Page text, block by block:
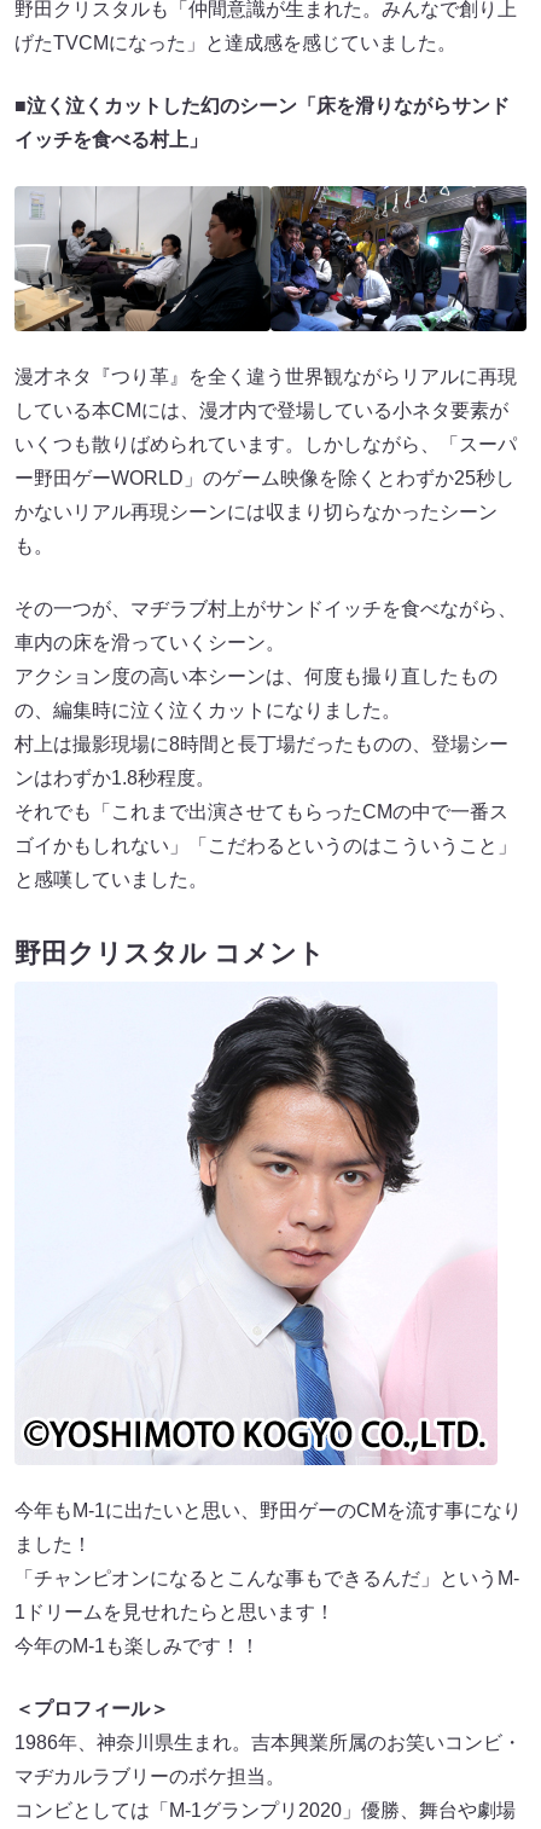
野⽥クリスタルも「仲間意識が生まれた。みんなで創り上
げたTVCMになった」と達成感を感じていました。
■泣く泣くカットした幻のシーン「床を滑りながらサンド
イッチを食べる村上」
漫才ネタ『つり⾰』を全く違う世界観ながらリアルに再現
している本CMには、漫才内で登場している小ネタ要素が
いくつも散りばめられています。しかしながら、「スーパ
ー野⽥ゲーWORLD」のゲーム映像を除くとわずか25秒し
かないリアル再現シーンには収まり切らなかったシーン
も。
その一つが、マヂラブ村上がサンドイッチを食べながら、
車内の床を滑っていくシーン。
アクション度の高い本シーンは、何度も撮り直したもの
の、編集時に泣く泣くカットになりました。
村上は撮影現場に8時間と長丁場だったものの、登場シー
ンはわずか1.8秒程度。
それでも「これまで出演させてもらったCMの中で一番ス
ゴイかもしれない」「こだわるというのはこういうこと」
と感嘆していました。
野田クリスタル コメント
今年もM-1に出たいと思い、野⽥ゲーのCMを流す事になり
ました！
「チャンピオンになるとこんな事もできるんだ」というM-
1ドリームを見せれたらと思います！
今年のM-1も楽しみです！！
＜プロフィール＞
1986年、神奈川県生まれ。吉本興業所属のお笑いコンビ・
マヂカルラブリーのボケ担当。
コンビとしては「M-1グランプリ2020」優勝、舞台や劇場